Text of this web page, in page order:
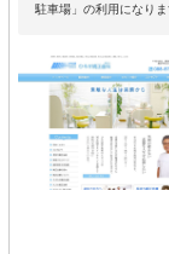
駐車場」の利用になりま